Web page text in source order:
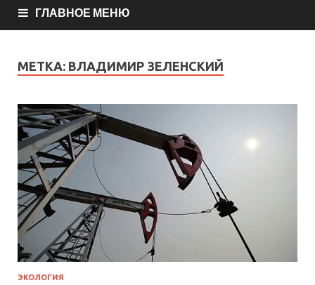
ГЛАВНОЕ МЕНЮ
МЕТКА: ВЛАДИМИР ЗЕЛЕНСКИЙ
ЭКОЛОГИЯ